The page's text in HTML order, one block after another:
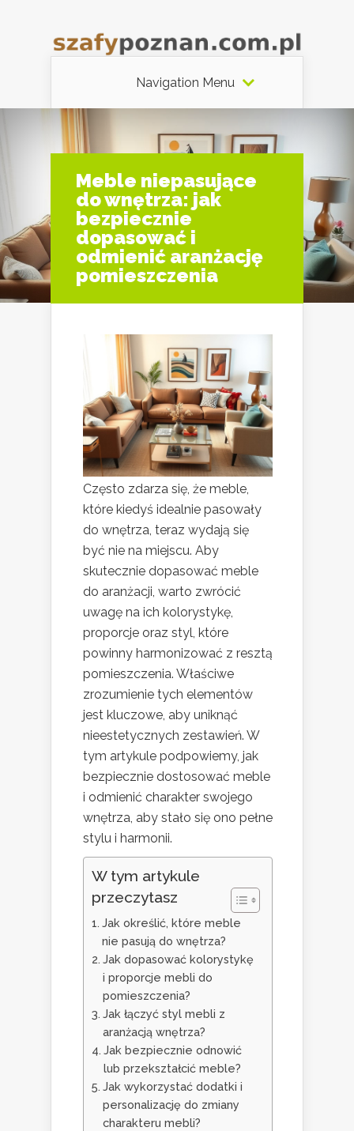
Navigation Menu
Meble niepasujące
do wnętrza: jak
bezpiecznie
dopasować i
odmienić aranżację
pomieszczenia
Często zdarza się, że meble,
które kiedyś idealnie pasowały
do wnętrza, teraz wydają się
być nie na miejscu. Aby
skutecznie dopasować meble
do aranżacji, warto zwrócić
uwagę na ich kolorystykę,
proporcje oraz styl, które
powinny harmonizować z resztą
pomieszczenia. Właściwe
zrozumienie tych elementów
jest kluczowe, aby uniknąć
nieestetycznych zestawień. W
tym artykule podpowiemy, jak
bezpiecznie dostosować meble
i odmienić charakter swojego
wnętrza, aby stało się ono pełne
stylu i harmonii.
W tym artykule
przeczytasz
Jak określić, które meble
nie pasują do wnętrza?
Jak dopasować kolorystykę
i proporcje mebli do
pomieszczenia?
Jak łączyć styl mebli z
aranżacją wnętrza?
Jak bezpiecznie odnowić
lub przekształcić meble?
Jak wykorzystać dodatki i
personalizację do zmiany
charakteru mebli?